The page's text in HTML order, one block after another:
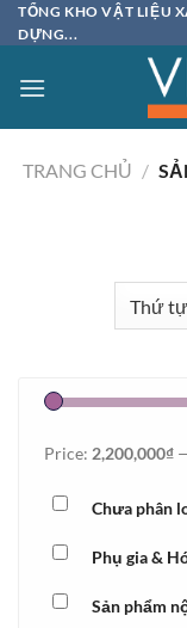
Bỏ
qua
dung
TỔNG KHO VẬT LIỆU
DỰNG...
TRANG CHỦ /
Price: 2,200,000₫
Chưa phân
Phụ gia &
Sản phẩm